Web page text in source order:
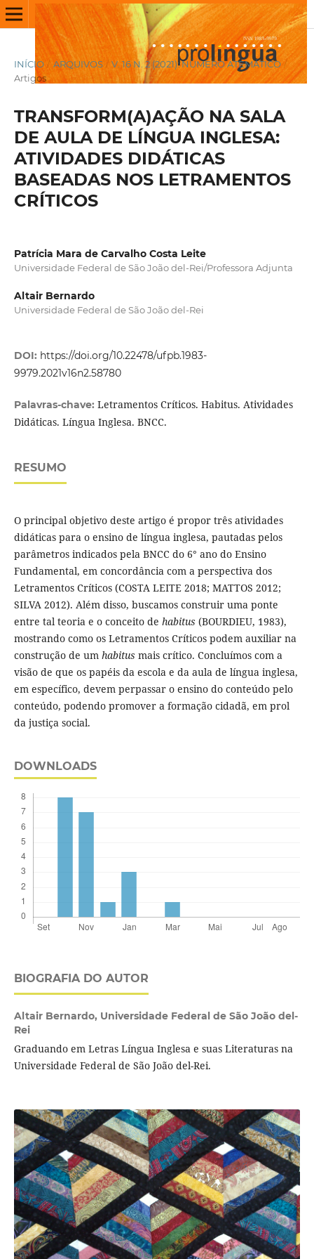
INÍCIO / ARQUIVOS / V. 16 N. 2 (2021): NÚMERO ATEMÁTICO /
Artigos
TRANSFORM(A)AÇÃO NA SALA
DE AULA DE LÍNGUA INGLESA:
ATIVIDADES DIDÁTICAS
BASEADAS NOS LETRAMENTOS
CRÍTICOS
Patrícia Mara de Carvalho Costa Leite
Universidade Federal de São João del-Rei/Professora Adjunta
Altair Bernardo
Universidade Federal de São João del-Rei
DOI: https://doi.org/10.22478/ufpb.1983-
9979.2021v16n2.58780
Palavras-chave: Letramentos Críticos. Habitus. Atividades
Didáticas. Língua Inglesa. BNCC.
RESUMO
O principal objetivo deste artigo é propor três atividades
didáticas para o ensino de língua inglesa, pautadas pelos
parâmetros indicados pela BNCC do 6° ano do Ensino
Fundamental, em concordância com a perspectiva dos
Letramentos Críticos (COSTA LEITE 2018; MATTOS 2012;
SILVA 2012). Além disso, buscamos construir uma ponte
entre tal teoria e o conceito de habitus (BOURDIEU, 1983),
mostrando como os Letramentos Críticos podem auxiliar na
construção de um habitus mais crítico. Concluímos com a
visão de que os papéis da escola e da aula de língua inglesa,
em específico, devem perpassar o ensino do conteúdo pelo
conteúdo, podendo promover a formação cidadã, em prol
da justiça social.
DOWNLOADS
BIOGRAFIA DO AUTOR
Altair Bernardo, Universidade Federal de São João del-
Rei
Graduando em Letras Língua Inglesa e suas Literaturas na
Universidade Federal de São João del-Rei.